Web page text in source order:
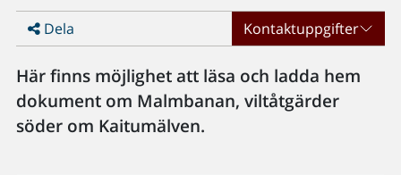
Dela Kontaktuppgifter
Här finns möjlighet att läsa och ladda hem
dokument om Malmbanan, viltåtgärder
söder om Kaitumälven.